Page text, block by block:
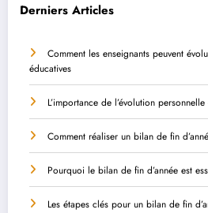
Derniers Articles
Comment les enseignants peuvent
éducatives
L’importance de l’évolution
Comment réaliser un bilan de fin
Pourquoi le bilan de fin d’année est
Les étapes clés pour un bilan de fin